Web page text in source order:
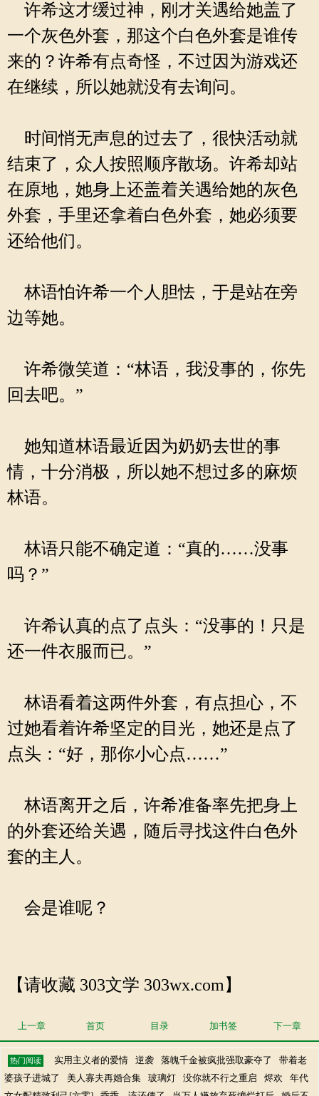
许希这才缓过神，刚才关遇给她盖了
一个灰色外套，那这个白色外套是谁传
来的？许希有点奇怪，不过因为游戏还
在继续，所以她就没有去询问。
时间悄无声息的过去了，很快活动就
结束了，众人按照顺序散场。许希却站
在原地，她身上还盖着关遇给她的灰色
外套，手里还拿着白色外套，她必须要
还给他们。
林语怕许希一个人胆怯，于是站在旁
边等她。
许希微笑道：“林语，我没事的，你先
回去吧。”
她知道林语最近因为奶奶去世的事
情，十分消极，所以她不想过多的麻烦
林语。
林语只能不确定道：“真的……没事
吗？”
许希认真的点了点头：“没事的！只是
还一件衣服而已。”
林语看着这两件外套，有点担心，不
过她看着许希坚定的目光，她还是点了
点头：“好，那你小心点……”
林语离开之后，许希准备率先把身上
的外套还给关遇，随后寻找这件白色外
套的主人。
会是谁呢？
【请收藏 303文学 303wx.com】
上一章 首页 目录 加书签 下一章
热门阅读 实用主义者的爱情 逆袭 落魄千金被疯批强取豪夺了
带着老
婆孩子进城了
美人寡夫再婚合集 玻璃灯 没你就不行之重启 烬欢
年代